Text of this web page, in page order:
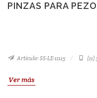
PINZAS PARA
Artículo: SS-LE-11115 (11)
Ver más